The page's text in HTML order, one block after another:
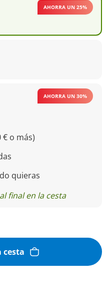
AHORRA UN 25%
AHORRA UN 30%
o más)
quieras
final en la cesta
cesta